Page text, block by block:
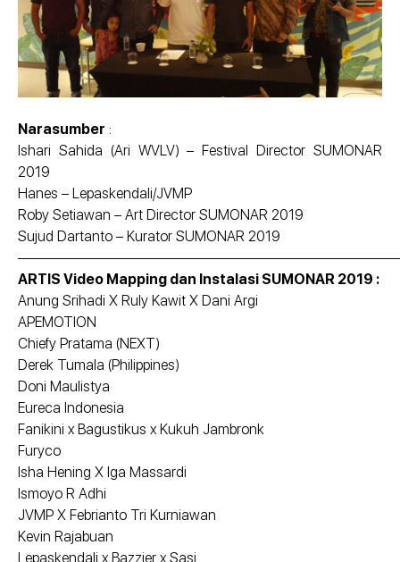
Narasumber :
Ishari Sahida (Ari WVLV) – Festival Director SUMONAR
2019
Hanes – Lepaskendali/JVMP
Roby Setiawan – Art Director SUMONAR 2019
Sujud Dartanto – Kurator SUMONAR 2019
ARTIS Video Mapping dan Instalasi SUMONAR 2019 :
Anung Srihadi X Ruly Kawit X Dani Argi
APEMOTION
Chiefy Pratama (NEXT)
Derek Tumala (Philippines)
Doni Maulistya
Eureca Indonesia
Fanikini x Bagustikus x Kukuh Jambronk
Furyco
Isha Hening X Iga Massardi
Ismoyo R Adhi
JVMP X Febrianto Tri Kurniawan
Kevin Rajabuan
Lepaskendali x Bazzier x Sasi